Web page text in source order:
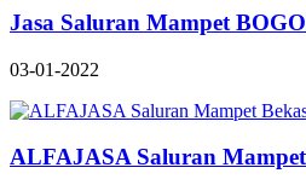
Jasa Saluran Mampet
03-01-2022
ALFAJASA Saluran